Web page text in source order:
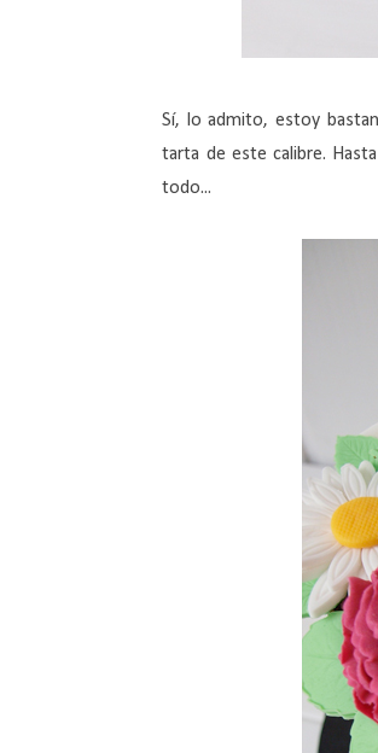
Sí, lo admito, estoy
tarta de este calibre.
todo...